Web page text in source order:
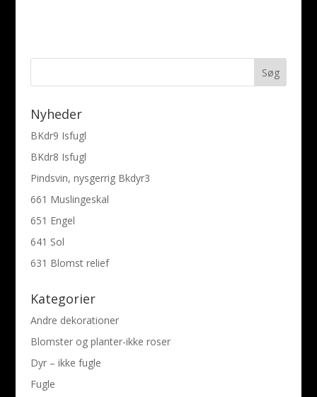
Nyheder
BKdr9 Isfugl
BKdr8 Isfugl
Pindsvin, nysgerrig Bkdyr3
661 Muslingeskal
651 Engel
641 Sol
631 Blomst relief
Kategorier
Andre dekorationer
Blomster og planter-ikke roser
Dyr – ikke fugle
Fugle